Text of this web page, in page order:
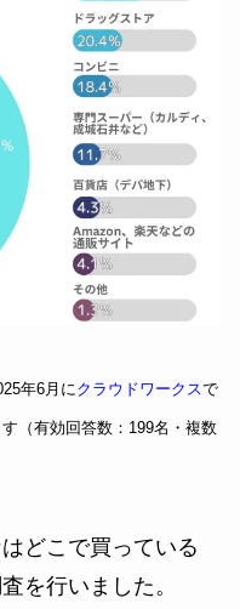
年6月にクラウドワークスで
（有効回答数：199名・複数
どこで買っている
を行いました。